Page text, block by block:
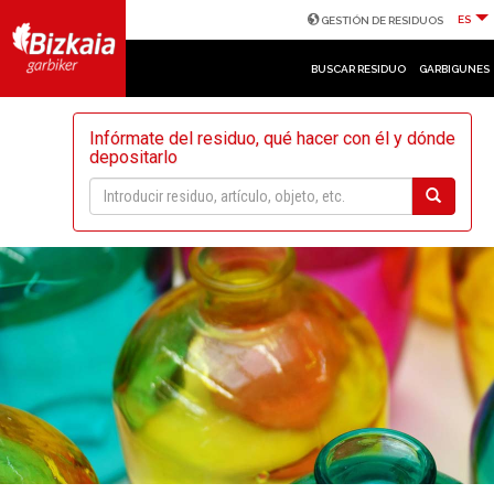
GESTIÓN DE RESIDUOS ES
BUSCAR RESIDUO GARBIGUNES
Infórmate del residuo, qué hacer con él y dónde
depositarlo